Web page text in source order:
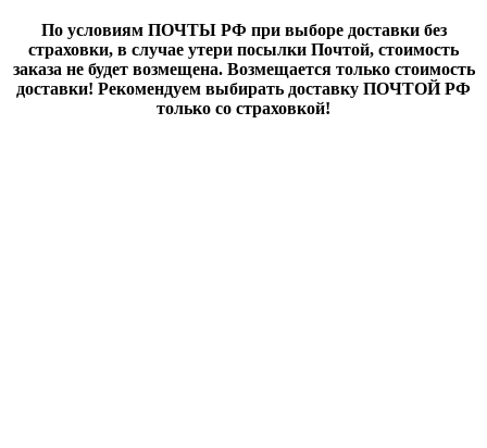
По условиям ПОЧТЫ РФ при выборе доставки без
страховки, в случае утери посылки Почтой, стоимость
заказа не будет возмещена. Возмещается только стоимость
доставки! Рекомендуем выбирать доставку ПОЧТОЙ РФ
только со страховкой!